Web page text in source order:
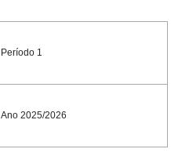
Período 1
Ano 2025/2026